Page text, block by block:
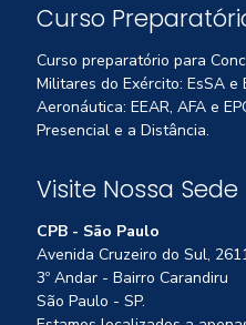
Curso
Curso preparatório para
Militares do Exército: EsSA e
Aeronáutica: EEAR, AFA e
Presencial e a Distância.
Visite Nossa Sede
CPB - São Paulo
Avenida Cruzeiro do Sul,
3º Andar - Bairro Carandiru
São Paulo - SP.